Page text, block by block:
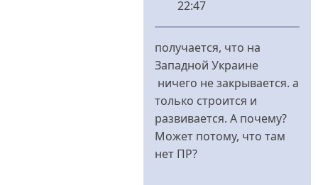
22:47
У
до
еще
услышать...
получается, что на
Западной Украине
ничего не закрывается. а
только строится и
развивается. А почему?
Может потому, что там
нет ПР?